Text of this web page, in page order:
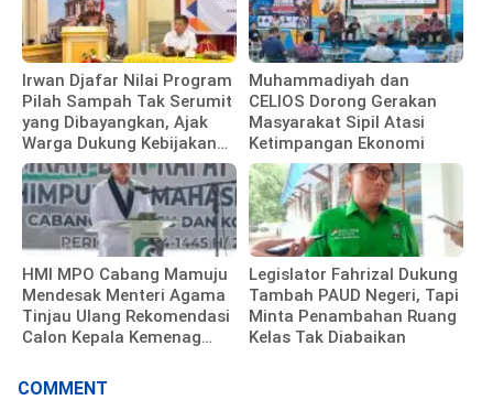
Irwan Djafar Nilai Program
Pilah Sampah Tak Serumit
yang Dibayangkan, Ajak
Warga Dukung Kebijakan
Pemkot
Muhammadiyah dan
CELIOS Dorong Gerakan
Masyarakat Sipil Atasi
Ketimpangan Ekonomi
HMI MPO Cabang Mamuju
Mendesak Menteri Agama
Tinjau Ulang Rekomendasi
Calon Kepala Kemenag
Legislator Fahrizal Dukung
Tambah PAUD Negeri, Tapi
Minta Penambahan Ruang
Kelas Tak Diabaikan
COMMENT